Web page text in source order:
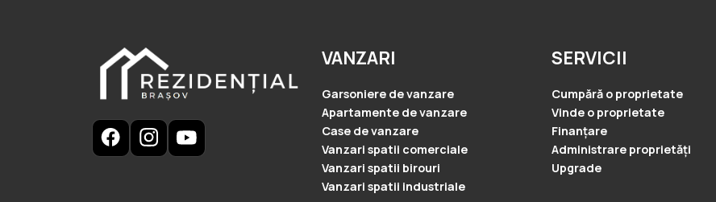
VANZARI
Garsoniere de vanzare
Apartamente de vanzare
Case de vanzare
Vanzari spatii comerciale
Vanzari spatii birouri
Vanzari spatii industriale
SERVICII
Cumpără o proprietate
Vinde o proprietate
Finanțare
Administrare proprietăți
Upgrade